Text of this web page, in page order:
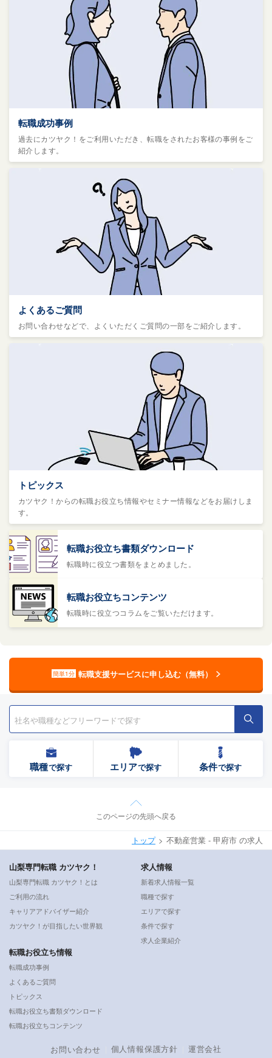
転職成功事例
過去にカツヤク！をご利用いただき、転職をされたお客様の事例をご
紹介します。
よくあるご質問
お問い合わせなどで、よくいただくご質問の一部をご紹介します。
トピックス
カツヤク！からの転職お役立ち情報やセミナー情報などをお届けしま
す。
転職お役立ち書類ダウンロード
転職時に役立つ書類をまとめました。
転職お役立ちコンテンツ
転職時に役立つコラムをご覧いただけます。
簡単1分 転職支援サービスに申し込む（無料）
職種で探す エリアで探す 条件で探す
このページの先頭へ戻る
トップ 不動産営業 - 甲府市 の求人
山梨専門転職 カツヤク！
山梨専門転職 カツヤク！とは
ご利用の流れ
キャリアアドバイザー紹介
カツヤク！が目指したい世界観
求人情報
新着求人情報一覧
職種で探す
エリアで探す
条件で探す
求人企業紹介
転職お役立ち情報
転職成功事例
よくあるご質問
トピックス
転職お役立ち書類ダウンロード
転職お役立ちコンテンツ
お問い合わせ 個人情報保護方針 運営会社